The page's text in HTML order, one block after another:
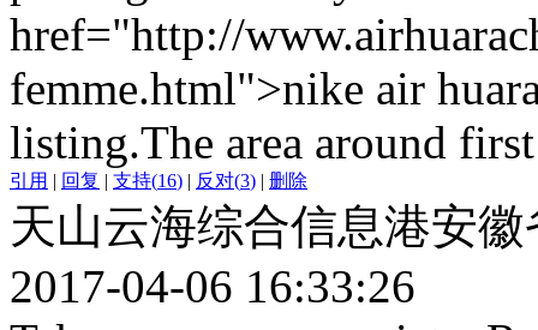
href="http://
femme.html">nike air
listing.The area around first
引用 | 回复 | 支持(16) | 反对(3) | 删除
天山云海综合信息港安
2017-04-06 16:33:26